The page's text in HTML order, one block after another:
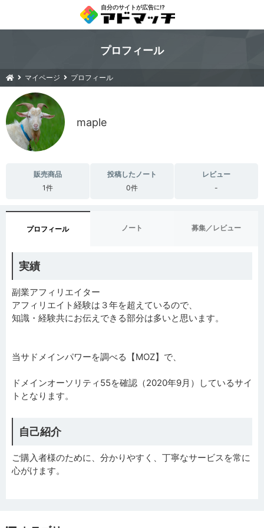
自分のサイトが広告に!?
プロフィール
マイページ プロフィール
maple
販売商品
1件
投稿したノート
0件
レビュー
-
プロフィール ノート 募集／レビュー
実績
副業アフィリエイター
アフィリエイト経験は３年を超えているので、
知識・経験共にお伝えできる部分は多いと思います。
当サドメインパワーを調べる【MOZ】で、
ドメインオーソリティ55を確認（2020年9月）しているサイ
トとなります。
自己紹介
ご購入者様のために、分かりやすく、丁寧なサービスを常に
心がけます。